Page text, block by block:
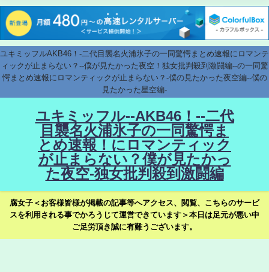
ユキミッフルAKB46！-二代目襲名火浦氷子の一同驚愕まとめ速報にロマンテ
ィックが止まらない？--僕が見たかった夜空！独女批判殺到激闘編--の一同驚
愕まとめ速報にロマンティックが止まらない？-僕の見たかった夜空編--僕の
見たかった星空編-
ユキミッフル--AKB46！--二代
目襲名火浦氷子の一同驚愕ま
とめ速報！にロマンティック
が止まらない？僕が見たかっ
た夜空-独女批判殺到激闘編
腐女子＜お客様皆様が掲載の記事等へアクセス、閲覧、こちらのサービ
スを利用される事でかろうじて運営できています＞本日は足元が悪い中
ご足労頂き誠に有難うございます。